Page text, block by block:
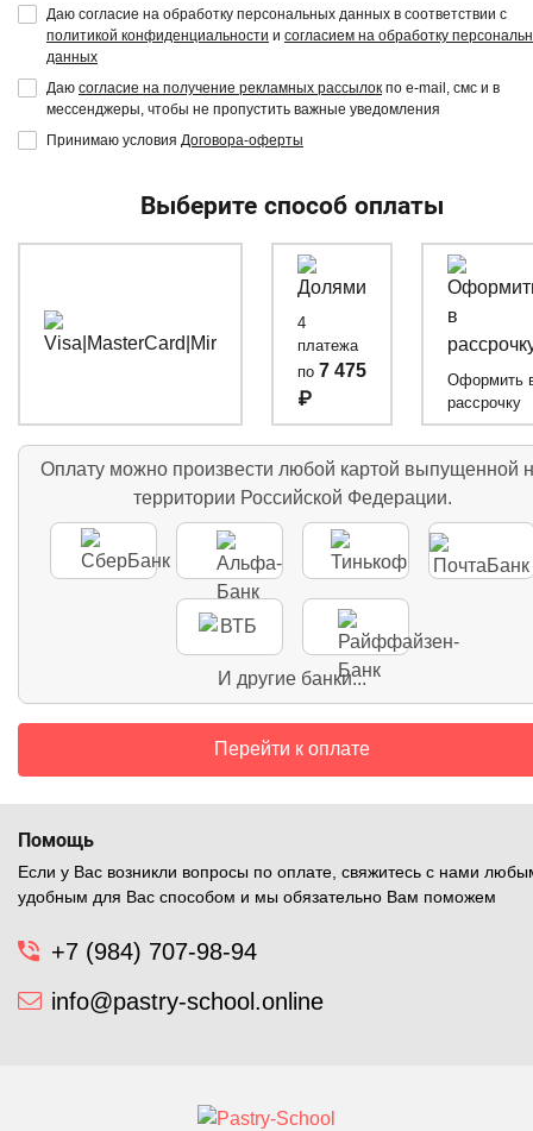
Даю согласие на обработку персональных данных в соответствии с
политикой конфиденциальности и согласием на обработку
данных
Даю согласие на получение рекламных рассылок по e-mail, смс и в
мессенджеры, чтобы не пропустить важные уведомления
Принимаю условия Договора-оферты
Выберите способ оплаты
4
платежа
по 7 475
₽
Оформить
рассрочку
Оплату можно произвести любой картой выпущенной
территории Российской Федерации.
И другие банки...
Перейти к оплате
Помощь
Если у Вас возникли вопросы по оплате, свяжитесь с нами
удобным для Вас способом и мы обязательно Вам поможем
+7 (984) 707-98-94
info@pastry-school.online